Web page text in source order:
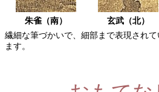
朱雀（南）
玄武（北）
繊細な筆づかいで、細部まで表現されて
ます。